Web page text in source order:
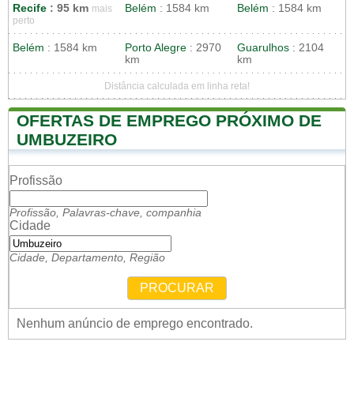
Recife : 95 km mais
perto
Belém : 1584 km Belém : 1584 km
Belém : 1584 km Porto Alegre : 2970
km
Guarulhos : 2104
km
Distância calculada em linha reta!
OFERTAS DE EMPREGO PRÓXIMO DE
UMBUZEIRO
Profissão
Profissão, Palavras-chave, companhia
Cidade
Cidade, Departamento, Região
PROCURAR
Nenhum anúncio de emprego encontrado.